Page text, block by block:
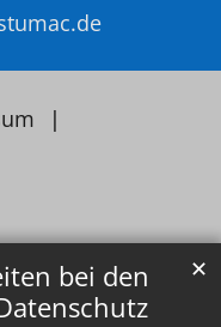
bei den
✕